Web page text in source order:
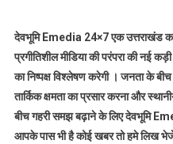
देवभूमि Emedia 24×7 एक उत्तराखंड
प्रगीतिशील मीडिया की परंपरा की नई
का निष्पक्ष विश्लेषण करेगी । जनता के
तार्किक क्षमता का प्रसार करना और
बीच गहरी समझ बढ़ाने के लिए देवभूमि
आपके पास भी है कोई खबर तो हमे लिख